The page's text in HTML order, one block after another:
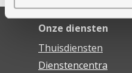
Onze diensten
Thuisdiensten
Dienstencentra